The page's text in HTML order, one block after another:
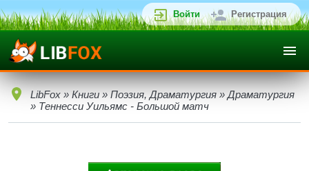
Войти Регистрация
LibFox » Книги » Поэзия, Драматургия » Драматургия
» Теннесси Уильямс - Большой матч